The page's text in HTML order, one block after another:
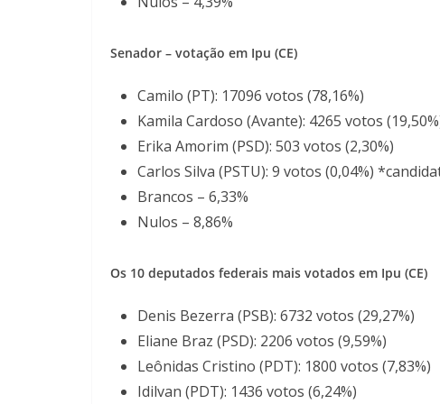
Senador – votação em Ipu (CE)
Camilo (PT): 17096 votos (78,16%)
Kamila Cardoso (Avante): 4265 votos
Erika Amorim (PSD): 503 votos (2,30%)
Carlos Silva (PSTU): 9 votos (0,04%)
Brancos – 6,33%
Nulos – 8,86%
Os 10 deputados federais mais votados em Ipu (CE)
Denis Bezerra (PSB): 6732 votos (29,27%)
Eliane Braz (PSD): 2206 votos (9,59%)
Leônidas Cristino (PDT): 1800 votos (7,83%)
Idilvan (PDT): 1436 votos (6,24%)